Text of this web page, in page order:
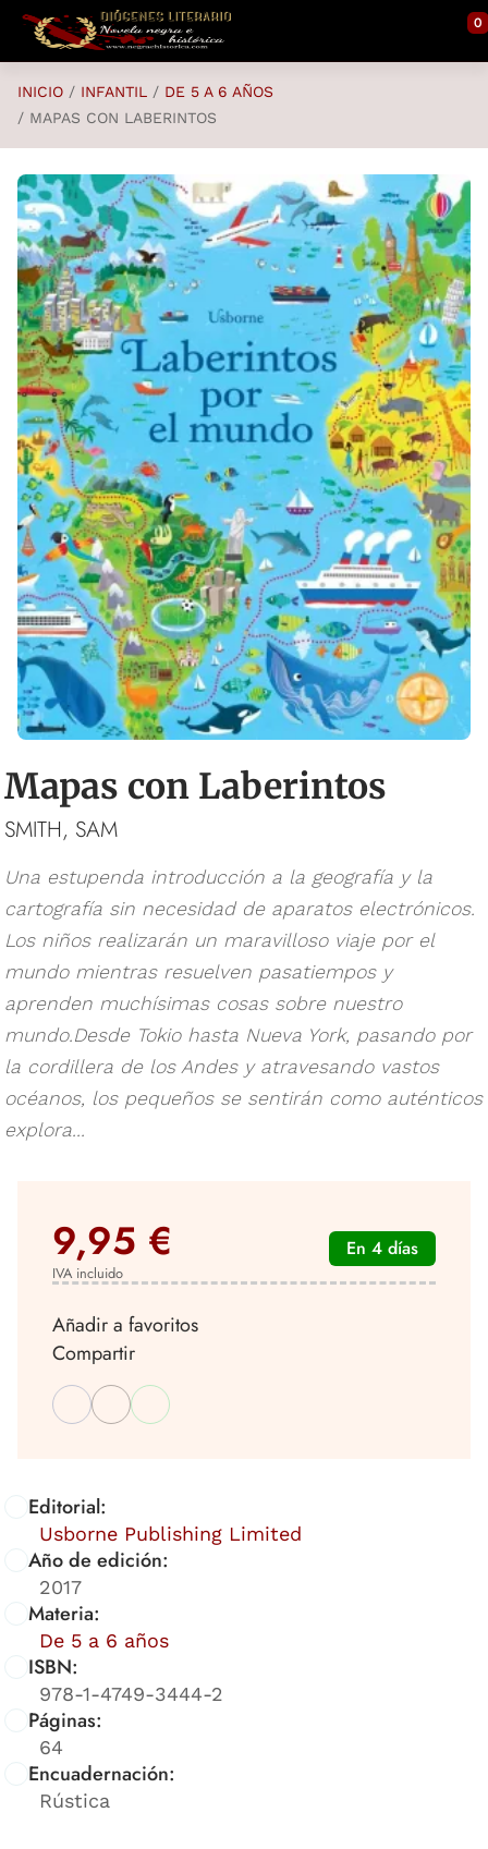
Saltar al contenido principal
0
INICIO INFANTIL
DE 5 A 6 AÑOS
MAPAS CON LABERINTOS
Mapas con Laberintos
SMITH, SAM
Una estupenda introducción a la geografía y la
cartografía sin necesidad de aparatos electrónicos.
Los niños realizarán un maravilloso viaje por el
mundo mientras resuelven pasatiempos y
aprenden muchísimas cosas sobre nuestro
mundo.Desde Tokio hasta Nueva York, pasando por
la cordillera de los Andes y atravesando vastos
océanos, los pequeños se sentirán como auténticos
explora...
Editorial:
Usborne Publishing Limited
Año de edición:
2017
Materia:
De 5 a 6 años
ISBN:
978-1-4749-3444-2
Páginas:
64
Encuadernación:
Rústica
9,95 €
IVA incluido
En 4 días
Añadir a favoritos
Compartir